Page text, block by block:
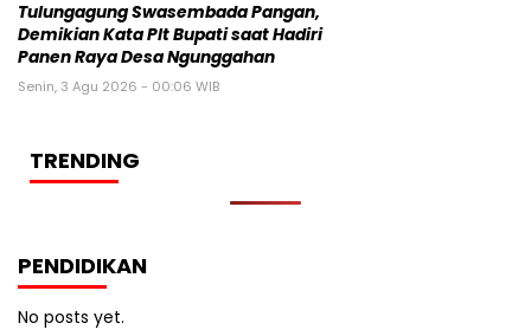
Tulungagung Swasembada Pangan,
Demikian Kata Plt Bupati saat Hadiri
Panen Raya Desa Ngunggahan
Senin, 3 Agu 2026 - 00:06 WIB
TRENDING
PENDIDIKAN
No posts yet.